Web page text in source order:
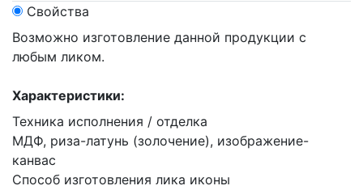
Свойства
Возможно изготовление данной продукции с
любым ликом.
Характеристики:
Техника исполнения / отделка
МДФ, риза-латунь (золочение), изображение-
канвас
Способ изготовления лика иконы